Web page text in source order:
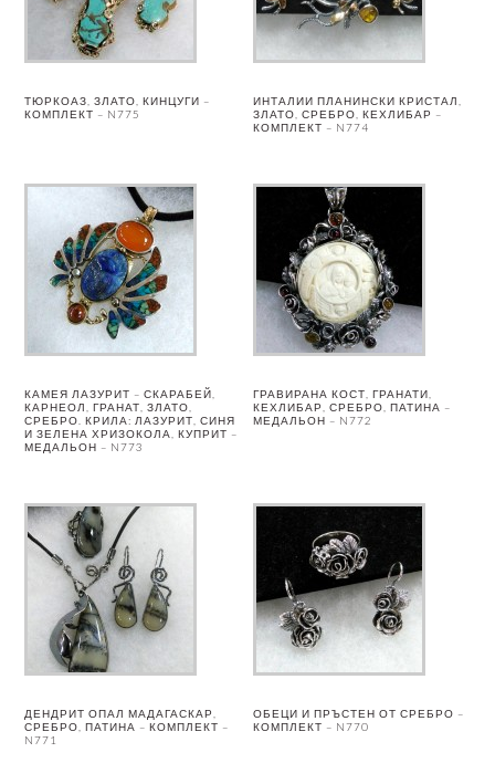
ТЮРКОАЗ, ЗЛАТО, КИНЦУГИ –
КОМПЛЕКТ – N775
ИНТАЛИИ ПЛАНИНСКИ КРИСТАЛ,
ЗЛАТО, СРЕБРО, КЕХЛИБАР –
КОМПЛЕКТ – N774
КАМЕЯ ЛАЗУРИТ – СКАРАБЕЙ,
КАРНЕОЛ, ГРАНАТ, ЗЛАТО,
СРЕБРО. КРИЛА: ЛАЗУРИТ, СИНЯ
И ЗЕЛЕНА ХРИЗОКОЛА, КУПРИТ –
МЕДАЛЬОН – N773
ГРАВИРАНА КОСТ, ГРАНАТИ,
КЕХЛИБАР, СРЕБРО, ПАТИНА –
МЕДАЛЬОН – N772
ДЕНДРИТ ОПАЛ МАДАГАСКАР,
СРЕБРО, ПАТИНА – КОМПЛЕКТ –
N771
ОБЕЦИ И ПРЪСТЕН ОТ СРЕБРО –
КОМПЛЕКТ – N770